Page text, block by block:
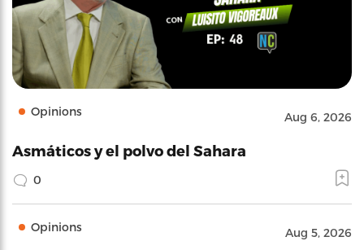
Opinions Aug 6, 2026
Asmáticos y el polvo del Sahara
0
Opinions Aug 5, 2026